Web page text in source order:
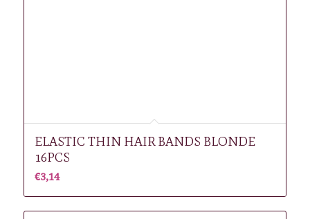
ELASTIC THIN HAIR BANDS BLONDE
16PCS
€3,14